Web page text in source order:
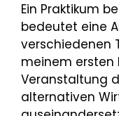
Ein Praktikum
bedeutet eine
verschiedenen
meinem ersten
Veranstaltung
alternativen